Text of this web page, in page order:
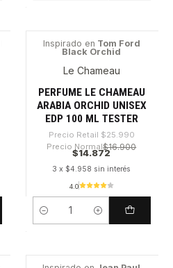
-42%
Inspirado en Tom Ford
Black Orchid
Le Chameau
PERFUME LE CHAMEAU
ARABIA ORCHID UNISEX
EDP 100 ML TESTER
Precio Retail $25.990
Precio Normal$16.900
$14.872
3 x $4.958 sin interés
4.0
Cantidad